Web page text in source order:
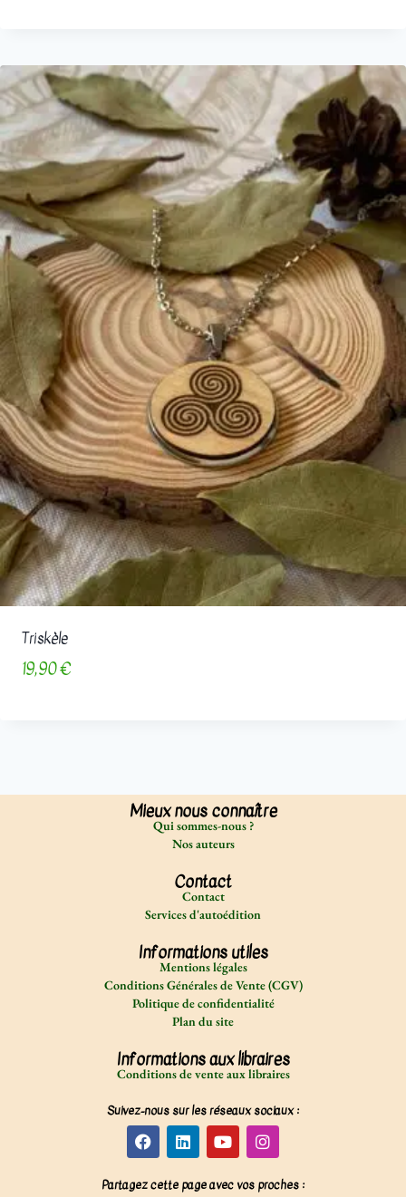
Triskèle
19,90€
Mieux nous connaître
Qui sommes-nous ?
Nos auteurs
Contact
Contact
Services d'autoédition
Informations utiles
Mentions légales
Conditions Générales de Vente (CGV)
Politique de confidentialité
Plan du site
Informations aux libraires
Conditions de vente aux libraires
Suivez-nous sur les réseaux sociaux :
Partagez cette page avec vos proches :